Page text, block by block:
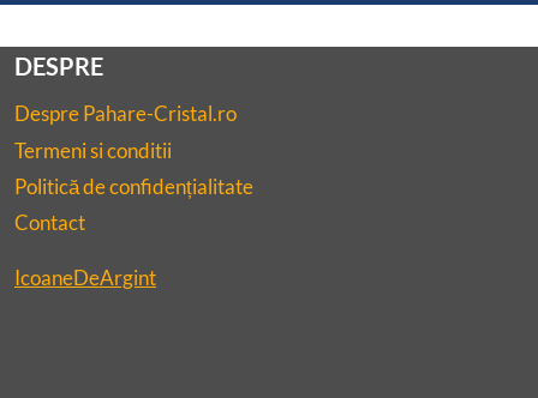
DESPRE
Despre Pahare-Cristal.ro
Termeni si conditii
Politică de confidențialitate
Contact
IcoaneDeArgint